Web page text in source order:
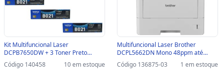
Kit Multifuncional Laser
DCPB7650DW + 3 Toner Preto
Original - TNB021BR - Brother - KIT
MFC-L7650DW + TN-B021
Código 140458 10 em estoque
Multifuncional Laser Brother
DCPL5662DN Mono 48ppm até
1200dpi USB/REDE-SINOP-03 -
DCPL5662DN
Código 136875-03 1 em estoque